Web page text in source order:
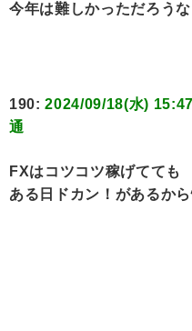
今年は難しかっただろうな
190:2024/09/18(水)
通
FXはコツコツ稼げてても
ある日ドカン！があるか